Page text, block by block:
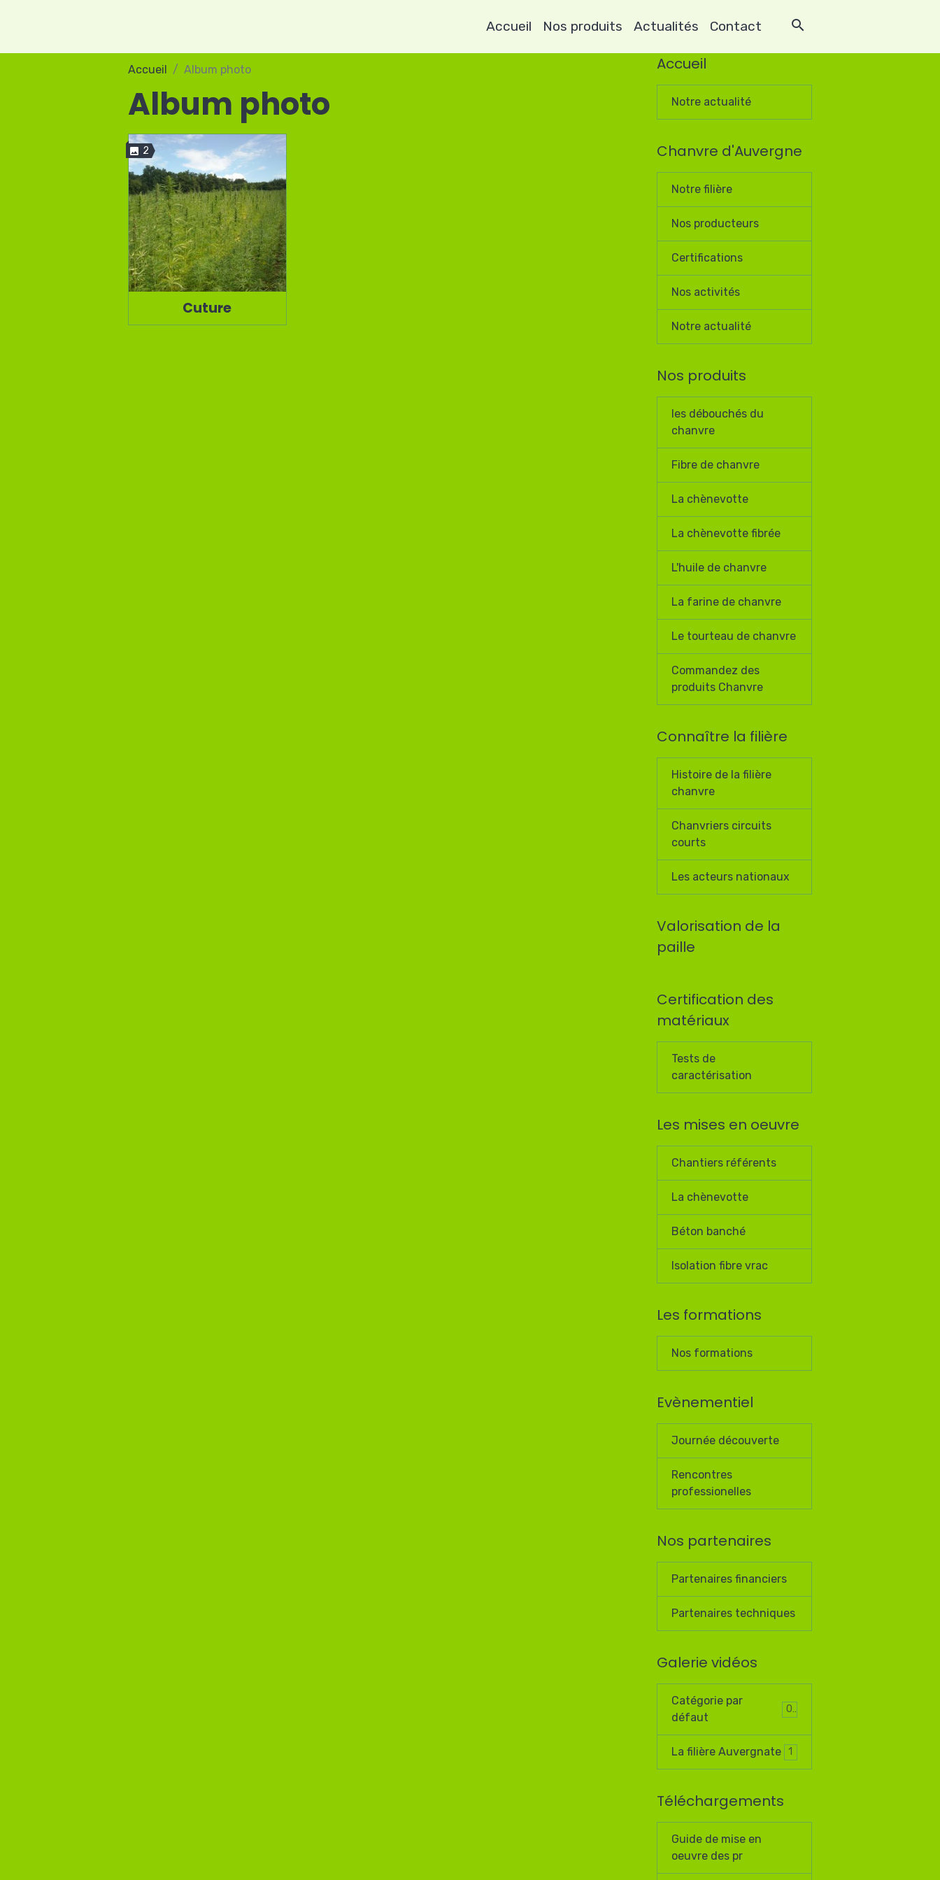
Accueil Nos produits Actualités Contact
Accueil Album photo
Album photo
2
Cuture
Accueil
Notre actualité
Chanvre d'Auvergne
Notre filière
Nos producteurs
Certifications
Nos activités
Notre actualité
Nos produits
les débouchés du
chanvre
Fibre de chanvre
La chènevotte
La chènevotte fibrée
L'huile de chanvre
La farine de chanvre
Le tourteau de chanvre
Commandez des
produits Chanvre
Connaître la filière
Histoire de la filière
chanvre
Chanvriers circuits
courts
Les acteurs nationaux
Valorisation de la
paille
Certification des
matériaux
Tests de
caractérisation
Les mises en oeuvre
Chantiers référents
La chènevotte
Béton banché
Isolation fibre vrac
Les formations
Nos formations
Evènementiel
Journée découverte
Rencontres
professionelles
Nos partenaires
Partenaires financiers
Partenaires techniques
Galerie vidéos
Catégorie par
défaut
0
La filière Auvergnate 1
Téléchargements
Guide de mise en
oeuvre des pr